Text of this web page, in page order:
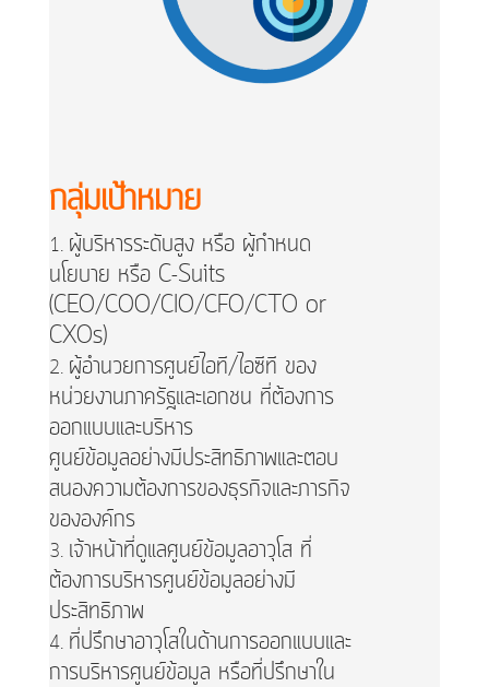
กลุ่มเป้าหมาย
ผู้บริหารระดับสูง หรือ ผู้กำหนด
นโยบาย หรือ C-Suits
(CEO/COO/CIO/CFO/CTO or
CXOs)
ผู้อำนวยการศูนย์ไอที/ไอซีที ของ
หน่วยงานภาครัฐและเอกชน ที่ต้องการ
ออกแบบและบริหาร
ศูนย์ข้อมูลอย่างมีประสิทธิภาพและตอบ
สนองความต้องการของธุรกิจและภารกิจ
ขององค์กร
เจ้าหน้าที่ดูแลศูนย์ข้อมูลอาวุโส ที่
ต้องการบริหารศูนย์ข้อมูลอย่างมี
ประสิทธิภาพ
ที่ปรึกษาอาวุโสในด้านการออกแบบและ
การบริหารศูนย์ข้อมูล หรือที่ปรึกษาใน